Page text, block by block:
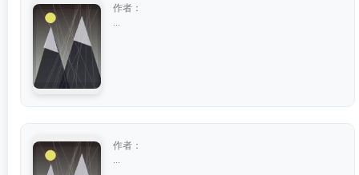
作者：
作者：